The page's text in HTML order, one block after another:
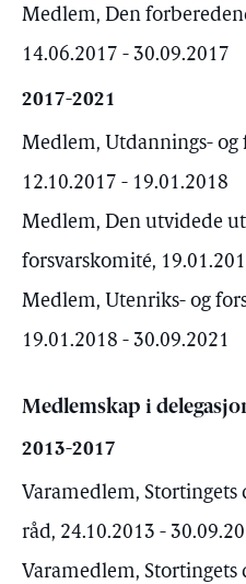
Medlem, Den
14.06.2017 - 30.09.2017
2017-2021
Medlem, Utdannings-
12.10.2017 - 19.01.2018
Medlem, Den utvidede
forsvarskomité,
Medlem, Utenriks- og
19.01.2018 - 30.09.2021
Medlemskap i
2013-2017
Varamedlem,
råd, 24.10.2013 -
Varamedlem, Stortingets